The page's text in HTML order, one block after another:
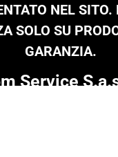
NEL
SOLO SU
GARANZIA.
Service